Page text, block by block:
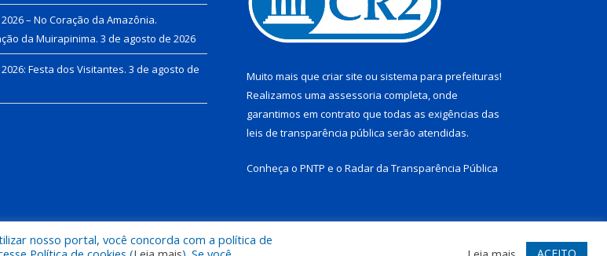
2026 – No Coração da Amazônia.
da Muirapinima. 3 de agosto de 2026
2026: Festa dos Visitantes. 3 de agosto de
Muito mais que criar site ou sistema para prefeituras!
Realizamos uma assessoria completa, onde
garantimos em contrato que todas as exigências das
leis de transparência pública serão atendidas.
Conheça o PNTP e o Radar da Transparência Pública
Mapa do Site Acessar Webmail
nosso portal, você concorda com a política de
ACEITO